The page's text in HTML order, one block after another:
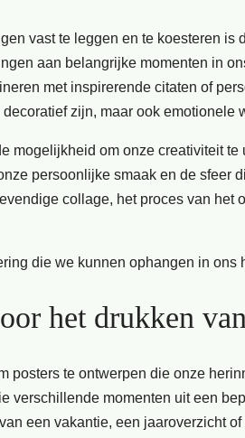
vast te leggen en te koesteren is
aan belangrijke momenten in
met inspirerende citaten of
zijn, maar ook emotionele
mogelijkheid om onze creativiteit
persoonlijke smaak en de sfeer
collage, het proces van het
die we kunnen ophangen in ons
het drukken
posters te ontwerpen die onze
verschillende momenten uit een
een vakantie, een jaaroverzicht